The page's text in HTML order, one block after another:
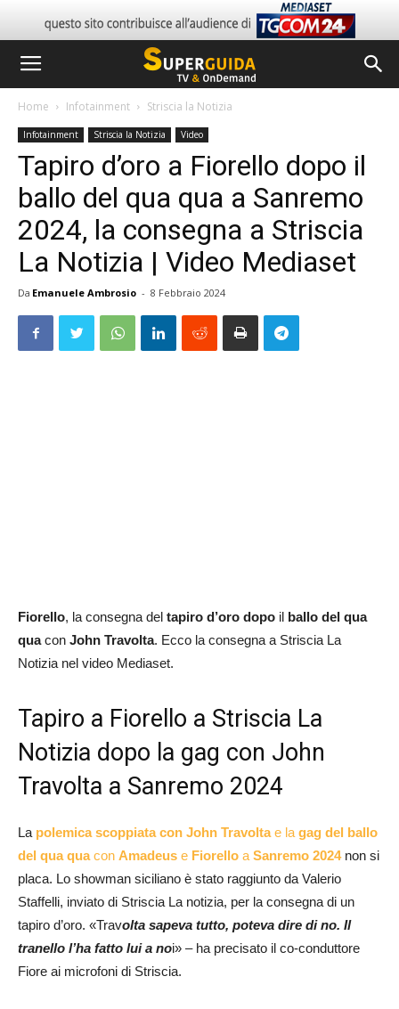
Home Infotainment Striscia la Notizia
Infotainment Striscia la Notizia Video
Tapiro d’oro a Fiorello dopo il
ballo del qua qua a Sanremo
2024, la consegna a Striscia
La Notizia | Video Mediaset
Da Emanuele Ambrosio - 8 Febbraio 2024
Fiorello, la consegna del tapiro d’oro dopo il ballo del qua
quacon John Travolta. Ecco la consegna a Striscia La
Notizia nel video Mediaset.
Tapiro a Fiorello a Striscia La
Notizia dopo la gag con John
Travolta a Sanremo 2024
La polemica scoppiata con John Travoltae lagag del ballo
del qua quacon Amadeus e Fiorello aSanremo 2024non si
placa. Lo showman siciliano è stato raggiunto da Valerio
Staffelli, inviato di Striscia La notizia, per la consegna di un
tapiro d’oro. «Travolta sapeva tutto, poteva dire di no. Il
tranello l’ha fatto lui a noi» – ha precisato il co-conduttore
Fiore ai microfoni di Striscia.